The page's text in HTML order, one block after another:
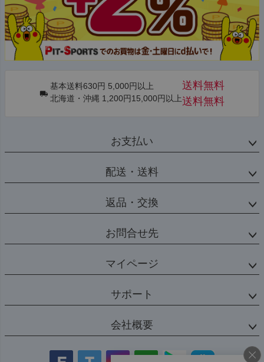
基本送料630円 5,000円以上
北海道・沖縄 1,200円15,000円以上
送料無料
送料無料
お支払い
配送・送料
返品・交換
お問合せ先
マイページ
サポート
会社概要